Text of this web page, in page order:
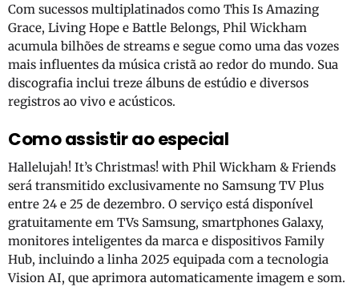
Com sucessos multiplatinados como This Is Amazing
Grace, Living Hope e Battle Belongs, Phil Wickham
acumula bilhões de streams e segue como uma das vozes
mais influentes da música cristã ao redor do mundo. Sua
discografia inclui treze álbuns de estúdio e diversos
registros ao vivo e acústicos.
Como assistir ao especial
Hallelujah! It’s Christmas! with Phil Wickham & Friends
será transmitido exclusivamente no Samsung TV Plus
entre 24 e 25 de dezembro. O serviço está disponível
gratuitamente em TVs Samsung, smartphones Galaxy,
monitores inteligentes da marca e dispositivos Family
Hub, incluindo a linha 2025 equipada com a tecnologia
Vision AI, que aprimora automaticamente imagem e som.